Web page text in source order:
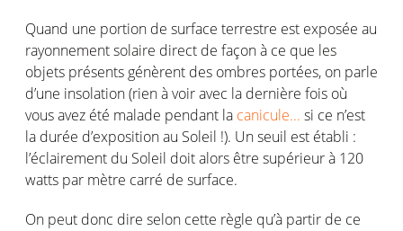
Quand une portion de surface terrestre est exposée au
rayonnement solaire direct de façon à ce que les
objets présents génèrent des ombres portées, on parle
d’une insolation (rien à voir avec la dernière fois où
vous avez été malade pendant la canicule... si ce n’est
la durée d’exposition au Soleil !). Un seuil est établi :
l’éclairement du Soleil doit alors être supérieur à 120
watts par mètre carré de surface.
On peut donc dire selon cette règle qu’à partir de ce